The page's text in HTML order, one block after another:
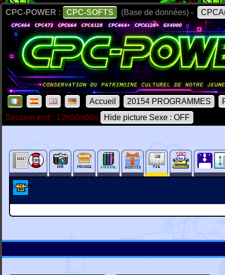
CPC-POWER : CPC-SOFTS (Base de données) -
Accueil 20154 PROGRAMMES
Session end : 12h00m00s
Hide picture Sexe : OFF